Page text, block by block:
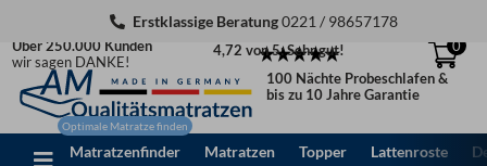
springen
Erstklassige Beratung0221 / 98657178
Über 250.000 Kunden
wir sagen DANKE!
4,72 von 5: Sehr gut!
0
100 Nächte Probeschlafen &
bis zu 10 Jahre Garantie
Matratzenfinder Matratzen Topper Lattenroste